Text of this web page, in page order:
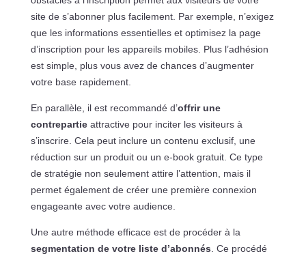
site de s’abonner plus facilement. Par exemple, n’exigez
que les informations essentielles et optimisez la page
d’inscription pour les appareils mobiles. Plus l’adhésion
est simple, plus vous avez de chances d’augmenter
votre base rapidement.
En parallèle, il est recommandé d’offrir une
contrepartieattractive pour inciter les visiteurs à
s’inscrire. Cela peut inclure un contenu exclusif, une
réduction sur un produit ou un e-book gratuit. Ce type
de stratégie non seulement attire l’attention, mais il
permet également de créer une première connexion
engageante avec votre audience.
Une autre méthode efficace est de procéder à la
segmentation de votre liste d’abonnés . Ce procédé